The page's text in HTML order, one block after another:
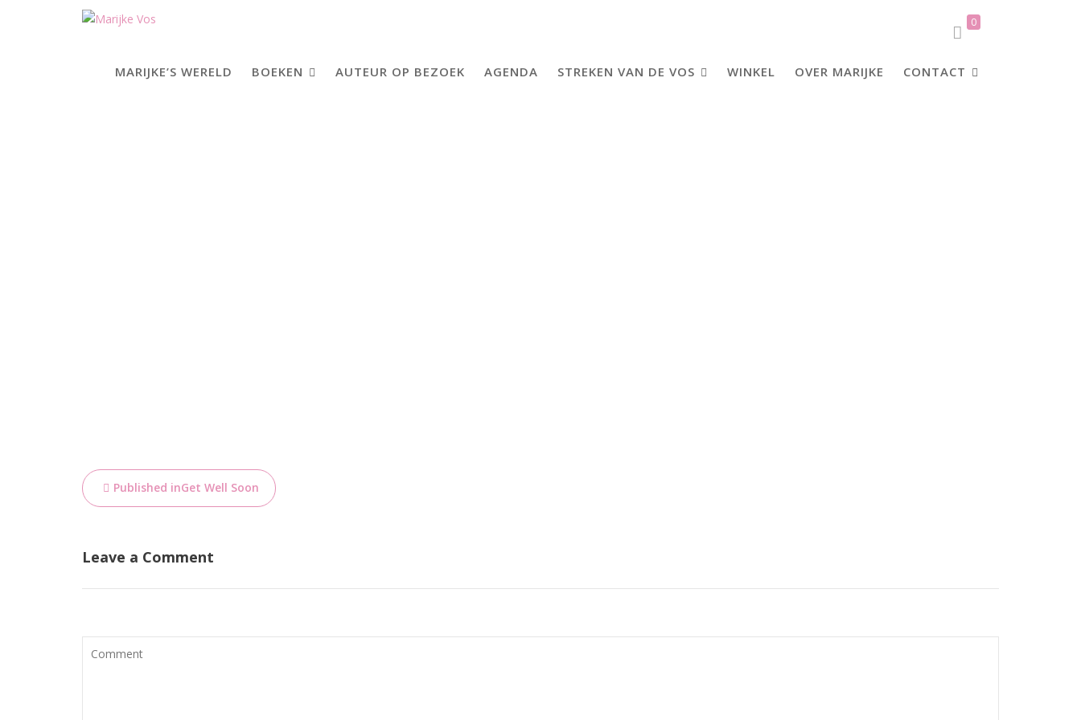
0
MARIJKE’S WERELD BOEKEN AUTEUR OP BEZOEK AGENDA STREKEN VAN DE VOS WINKEL OVER MARIJKE CONTACT
Bericht
navigatie
Published inGet Well Soon
Leave a Comment